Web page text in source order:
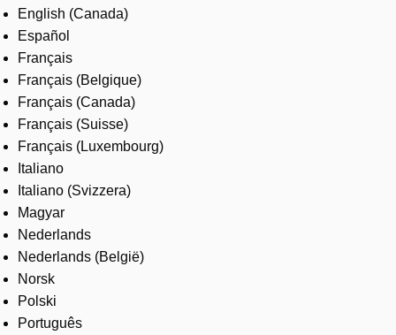
English (Canada)
Español
Français
Français (Belgique)
Français (Canada)
Français (Suisse)
Français (Luxembourg)
Italiano
Italiano (Svizzera)
Magyar
Nederlands
Nederlands (België)
Norsk
Polski
Português